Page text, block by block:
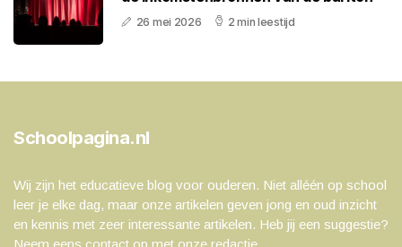
26 mei 2026 2 min leestijd
Schoolpagina.nl
Wij zijn het educatieve blog voor ouderen. Niet alléén op school
leer je elke dag, maar onze artikelen geven jong en oud inzicht
en kennis met zeer interessante artikelen. Heb jij een suggestie?